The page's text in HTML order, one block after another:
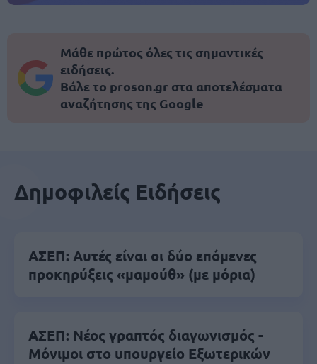
Μάθε πρώτος όλες τις σημαντικές
ειδήσεις.
Βάλε το proson.gr στα αποτελέσματα
αναζήτησης της Google
Δημοφιλείς Ειδήσεις
ΑΣΕΠ: Αυτές είναι οι δύο επόμενες
προκηρύξεις «μαμούθ» (με μόρια)
ΑΣΕΠ: Νέος γραπτός διαγωνισμός -
Μόνιμοι στο υπουργείο Εξωτερικών